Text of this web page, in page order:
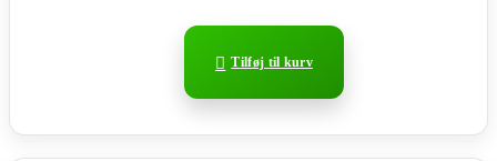
Tilføj til kurv